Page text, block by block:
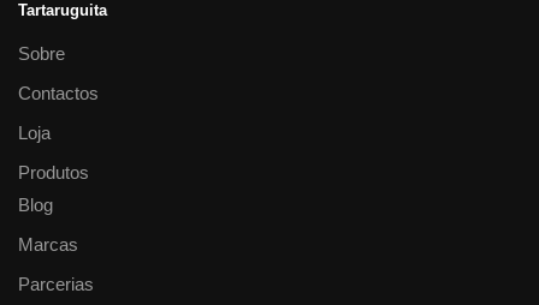
Tartaruguita
Sobre
Contactos
Loja
Produtos
Blog
Marcas
Parcerias